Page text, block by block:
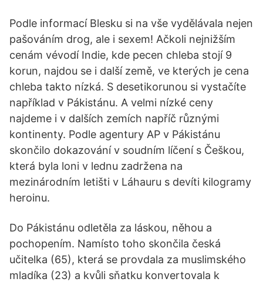
Podle informací Blesku si na vše vydělávala nejen
pašováním drog, ale i sexem! Ačkoli nejnižším
cenám vévodí Indie, kde pecen chleba stojí 9
korun, najdou se i další země, ve kterých je cena
chleba takto nízká. S desetikorunou si vystačíte
například v Pákistánu. A velmi nízké ceny
najdeme i v dalších zemích napříč různými
kontinenty. Podle agentury AP v Pákistánu
skončilo dokazování v soudním líčení s Češkou,
která byla loni v lednu zadržena na
mezinárodním letišti v Láhauru s devíti kilogramy
heroinu.
Do Pákistánu odletěla za láskou, něhou a
pochopením. Namísto toho skončila česká
učitelka (65), která se provdala za muslimského
mladíka (23) a kvůli sňatku konvertovala k